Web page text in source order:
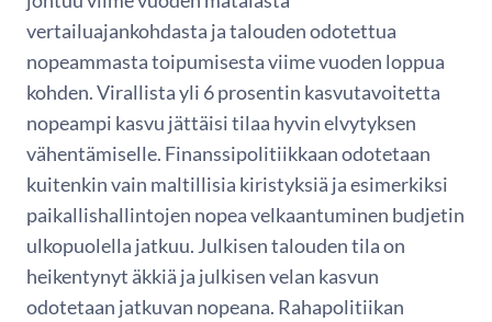
vertailuajankohdasta ja talouden odotettua
nopeammasta toipumisesta viime vuoden loppua
kohden. Virallista yli 6 prosentin kasvutavoitetta
nopeampi kasvu jättäisi tilaa hyvin elvytyksen
vähentämiselle. Finanssipolitiikkaan odotetaan
kuitenkin vain maltillisia kiristyksiä ja esimerkiksi
paikallishallintojen nopea velkaantuminen budjetin
ulkopuolella jatkuu. Julkisen talouden tila on
heikentynyt äkkiä ja julkisen velan kasvun
odotetaan jatkuvan nopeana. Rahapolitiikan